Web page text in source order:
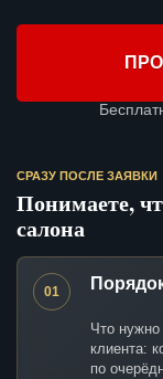
СРАЗУ ПОСЛЕ ЗАЯВКИ
Понимаете,
салона
01
Что нужно
клиента:
по